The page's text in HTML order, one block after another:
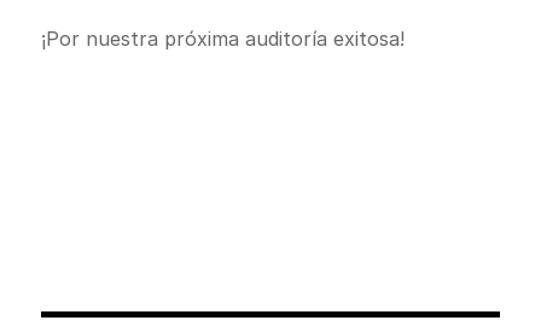
¡Por nuestra próxima auditoría exitosa!